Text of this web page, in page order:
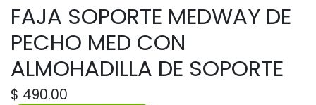
FAJA SOPORTE MEDWAY DE
PECHO MED CON
ALMOHADILLA DE SOPORTE
$ 490.00